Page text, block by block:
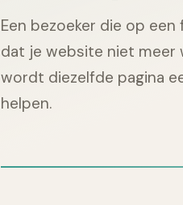
Een bezoeker die op
dat je website niet meer
wordt diezelfde pagina
helpen.